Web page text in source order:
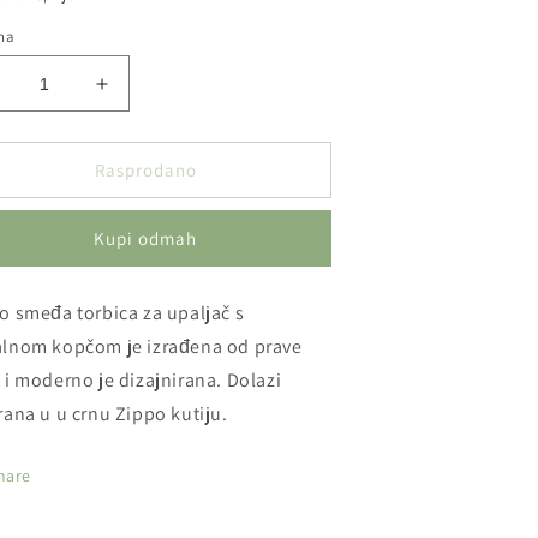
Povećaj
količinu
proizvoda
ZIPPO
-
torbica
za
Rasprodano
Kupi odmah
smeđa torbica za upaljač s
kopčom je izrađena od prave
i moderno je dizajnirana. Dolazi
u u crnu Zippo kutiju.